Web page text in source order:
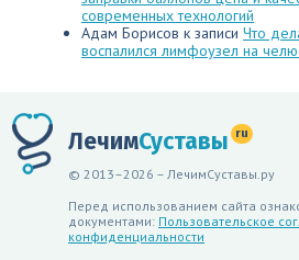
современных технологий
Адам Борисов к записи Что
воспалился лимфоузел на
ЛечимСуставы ru
© 2013–2026 – ЛечимСуставы.ру
Перед использованием сайта
документами: Пользовательское
конфиденциальности